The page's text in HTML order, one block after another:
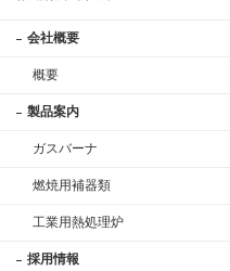
会社概要
概要
製品案内
ガスバーナ
燃焼用補器類
工業用熱処理炉
採用情報